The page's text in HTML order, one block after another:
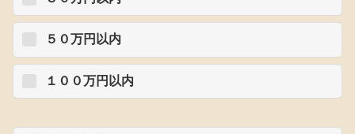
５０万円以内
１００万円以内